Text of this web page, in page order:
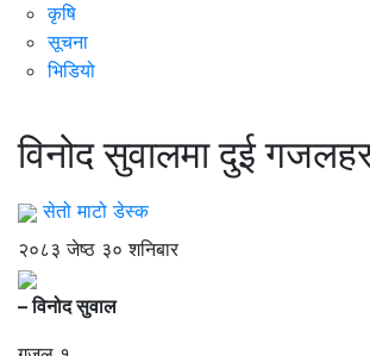
कृषि
सूचना
भिडियो
विनोद सुवालमा दुई
सेतो माटो डेस्क
२०८३ जेष्ठ ३० शनिबार
– विनोद सुवाल